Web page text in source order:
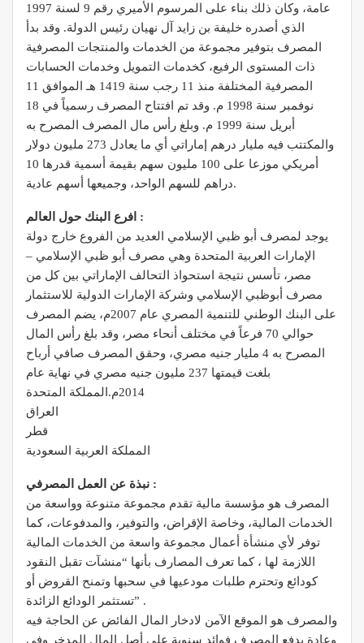
عامة، وكان ذلك بناء على المرسوم الأميري رقم 9 لسنة 1997
الذي أصدره خليفة بن زايد آل نهيان رئيس الدولة. وقد بدأ
المصرف بتوفير مجموعة من الخدمات والمنتجات المصرفية
ذات المستوى الرفيع، كخدمات التمويل وخدمات الحسابات
المصرفية المختلفة منذ 11 رجب سنة 1419 هـ الموافق 11
نوفمبر سنة 1998 م. وقد تم افتتاح المصرف رسمياً في 18
أبريل سنة 1999 م. وبلغ رأس مال المصرف المصرح به
والمكتتب فيه مليار درهم إماراتي أي ما يعادل 273 مليون دولار
أمريكي موزعا على 100 مليون سهم بقيمة أسمية قدرها 10
دراهم للسهم الواحد، وجميعها أسهم عادية.
افرع البنك حول العالم :
يوجد لمصرف أبو ظبي الإسلامي العديد من الفروع خارج دولة
الإمارات العربية المتحدة وهي مصرف أبو ظبي الإسلامي –
مصر، تأسس نتيجة استحواذ التحالف الإماراتي بين كل من
مصرف أبوظبي الإسلامي وشركة الإمارات الدولية للاستثمار
على البنك الوطني للتنمية المصري عام 2007م، يضم المصرف
حوالي 70 فرعاً في مختلف أنحاء مصر، وقد بلغ رأس المال
المصرح به 4 مليار جنيه مصري، وحقق المصرف صافي أرباح
بلغت قيمتها 237 مليون جنيه مصري في نهاية عام
2014م.المملكة المتحدة
العراق
قطر
المملكة العربية السعودية
نبذة عن العمل المصرفي :
المصرف هو مؤسسة مالية تقدم مجموعة متنوعة وواسعة من
الخدمات المالية، وخاصة الإقراض، والتوفير، والمدفوعات، كما
توفر لأي منشأة أعمال مجموعة واسعة من الخدمات المالية
اللازمة لها ، كما تعرف المصارف بأنها “منشآت تقبل النقود
كودائع وتحترم طلبات مودعيها في سحبها وتمنح القروض أو
تستثمر الودائع الزائدة” .
والمصرف هو الموقع الآمن لادخار المال الفائض عن الحاجة فيه
وعادة يدفع المصرف فوائد سنوية على أصل المال المدخر وفي